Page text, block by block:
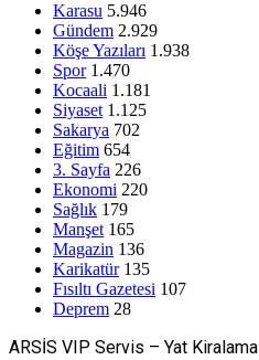
Karasu 5.946
Gündem 2.929
Köşe Yazıları 1.938
Spor 1.470
Kocaali 1.181
Siyaset 1.125
Sakarya 702
Eğitim 654
3. Sayfa 226
Ekonomi 220
Sağlık 179
Manşet 165
Magazin 136
Karikatür 135
Fısıltı Gazetesi 107
Deprem 28
ARSİS VIP Servis – Yat Kiralama